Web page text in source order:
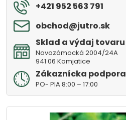
+421 952 563 791
obchod​@jutro​.sk
Sklad a výdaj tovaru
Novozámocká 2004/24A
941 06 Komjatice
Zákaznícka podpora
PO- PIA 8:00 – 17:00